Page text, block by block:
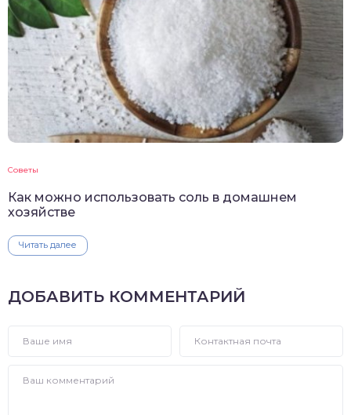
Советы
Как можно использовать соль в домашнем
хозяйстве
Читать далее
ДОБАВИТЬ КОММЕНТАРИЙ